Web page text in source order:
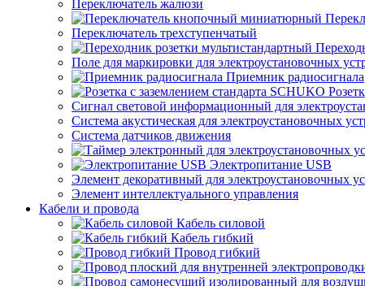
Переключатель жалюзи
Переключатель трехступенчатый
Поле для маркировки для электроустановочных
Приемник радиосигнала
Сигнал световой информационный для
Система акустическая для электроустановочных
Система датчиков движения
Электропитание USB
Элемент декоративный для электроустановочных
Элемент интеллектуального управления
Кабели и провода
Кабель силовой
Кабель гибкий
Провод гибкий